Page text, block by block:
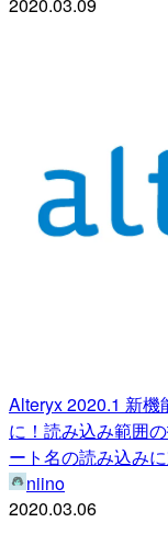
Alteryx 2020.1 新
に！読み込み範囲
ート名の読み込み
niino
2020.03.06